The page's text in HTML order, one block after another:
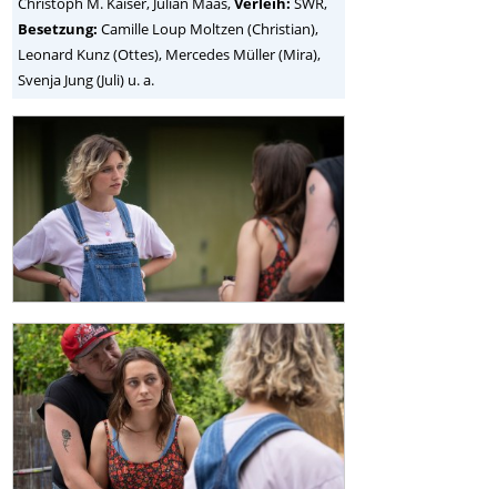
Besetzung: Camille Loup Moltzen (Christian),
Leonard Kunz (Ottes), Mercedes Müller (Mira),
Svenja Jung (Juli) u. a.